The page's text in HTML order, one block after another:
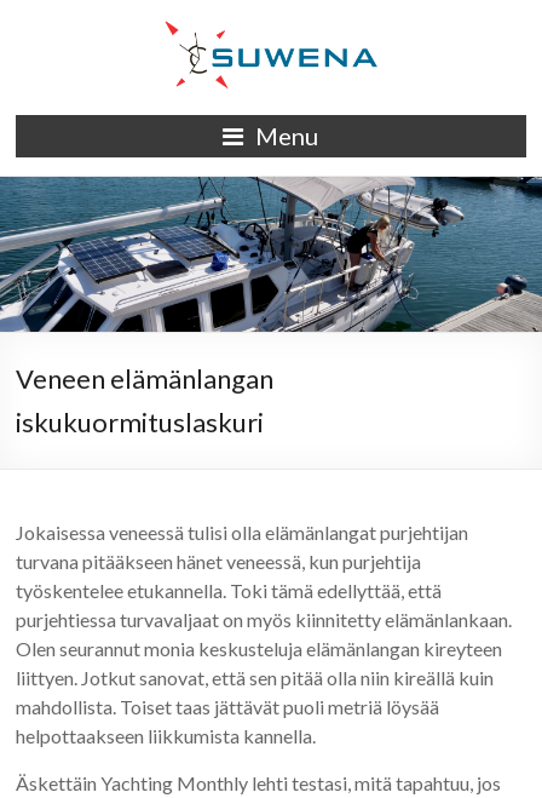
S/Y
Suwena
Menu
Veneen elämänlangan
iskukuormituslaskuri
Jokaisessa veneessä tulisi olla elämänlangat purjehtijan
turvana pitääkseen hänet veneessä, kun purjehtija
työskentelee etukannella. Toki tämä edellyttää, että
purjehtiessa turvavaljaat on myös kiinnitetty elämänlankaan.
Olen seurannut monia keskusteluja elämänlangan kireyteen
liittyen. Jotkut sanovat, että sen pitää olla niin kireällä kuin
mahdollista. Toiset taas jättävät puoli metriä löysää
helpottaakseen liikkumista kannella.
Äskettäin Yachting Monthly lehti testasi, mitä tapahtuu, jos